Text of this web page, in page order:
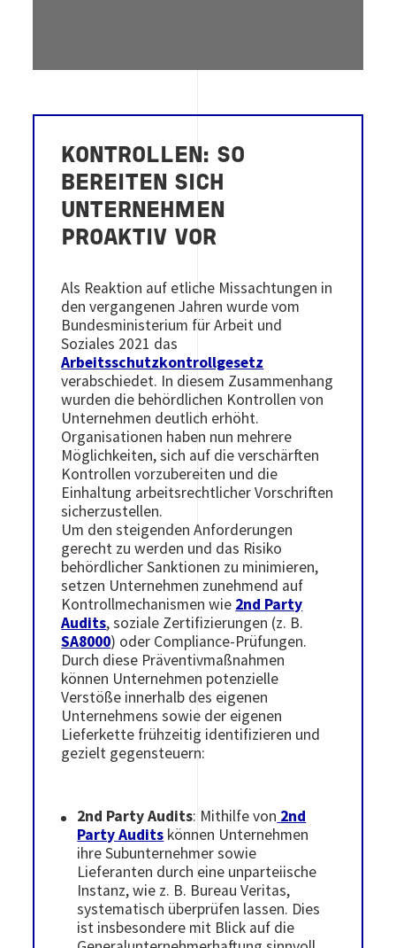
KONTROLLEN: SO
BEREITEN SICH
UNTERNEHMEN
PROAKTIV VOR
Als Reaktion auf etliche Missachtungen in
den vergangenen Jahren wurde vom
Bundesministerium für Arbeit und
Soziales 2021 das
Arbeitsschutzkontrollgesetz
verabschiedet. In diesem Zusammenhang
wurden die behördlichen Kontrollen von
Unternehmen deutlich erhöht.
Organisationen haben nun mehrere
Möglichkeiten, sich auf die verschärften
Kontrollen vorzubereiten und die
Einhaltung arbeitsrechtlicher Vorschriften
sicherzustellen.
Um den steigenden Anforderungen
gerecht zu werden und das Risiko
behördlicher Sanktionen zu minimieren,
setzen Unternehmen zunehmend auf
Kontrollmechanismen wie 2nd Party
Audits, soziale Zertifizierungen (z. B.
SA8000) oder Compliance-Prüfungen.
Durch diese Präventivmaßnahmen
können Unternehmen potenzielle
Verstöße innerhalb des eigenen
Unternehmens sowie der eigenen
Lieferkette frühzeitig identifizieren und
gezielt gegensteuern:
2nd Party Audits: Mithilfe von 2nd
Party Audits können Unternehmen
ihre Subunternehmer sowie
Lieferanten durch eine unparteiische
Instanz, wie z. B. Bureau Veritas,
systematisch überprüfen lassen. Dies
ist insbesondere mit Blick auf die